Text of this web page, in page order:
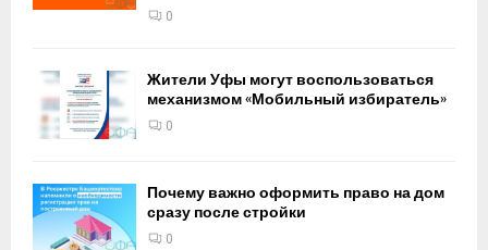
0
Жители Уфы могут воспользоваться
механизмом «Мобильный избиратель»
0
Почему важно оформить право на дом
сразу после стройки
0